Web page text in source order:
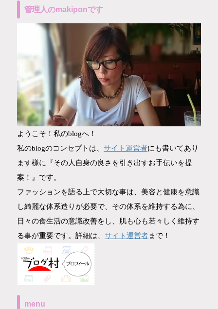
管理人のmakiponです
ようこそ！私のblogへ！
私のblogのコンセプトは、 サイト運営者にも書いてあり
ます様に『その人自身の良さを引き出すお手伝いを提
案！』です。
ファッションを語る上で大切な事は、美容と健康を意識
し綺麗な体系造りが必要で、その体系を維持する為に、
日々の食生活の意識改善をし、肌も心も若々しく維持す
る事が重要です。詳細は、 サイト運営者まで！
menu